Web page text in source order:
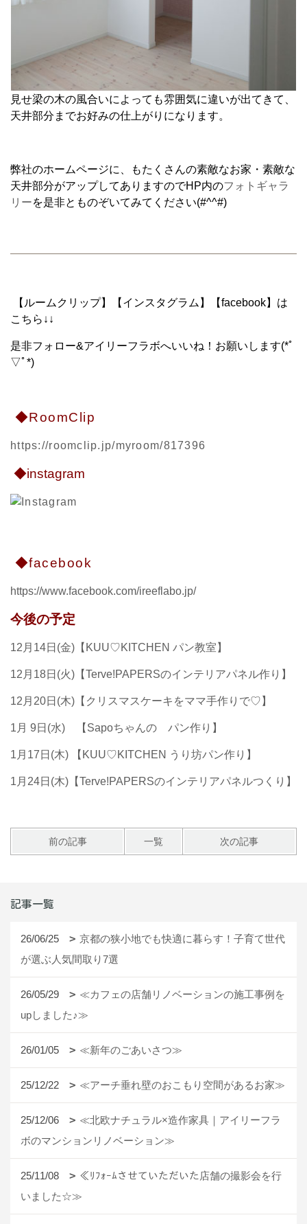
見せ梁の木の風合いによっても雰囲気に違いが出てきて、
天井部分までお好みの仕上がりになります。
弊社のホームページに、もたくさんの素敵なお家・素敵な
天井部分がアップしてありますのでHP内のフォトギャラ
リーを是非とものぞいてみてください(#^^#)
【ルームクリップ】【インスタグラム】【facebook】は
こちら↓↓
是非フォロー&アイリーフラボへいいね！お願いします(*ﾟ
▽ﾟ*)
◆RoomClip
https://roomclip.jp/myroom/817396
◆instagram
◆facebook
https://www.facebook.com/ireeflabo.jp/
今後の予定
12月14日(金)【KUU♡KITCHEN パン教室】
12月18日(火)【Terve!PAPERSのインテリアパネル作り】
12月20日(木)【クリスマスケーキをママ手作りで♡】
1月 9日(水) 【Sapoちゃんの パン作り】
1月17日(木) 【KUU♡KITCHEN うり坊パン作り】
1月24日(木)【Terve!PAPERSのインテリアパネルつくり】
前の記事 一覧 次の記事
記事一覧
26/06/25
京都の狭小地でも快適に暮らす！子育て世代
が選ぶ人気間取り7選
26/05/29
≪カフェの店舗リノベーションの施工事例を
upしました♪≫
26/01/05 ≪新年のごあいさつ≫
25/12/22 ≪アーチ垂れ壁のおこもり空間があるお家≫
25/12/06
≪北欧ナチュラル×造作家具｜アイリーフラ
ボのマンションリノベーション≫
25/11/08
≪ﾘﾌｫｰﾑさせていただいた店舗の撮影会を行
いました☆≫